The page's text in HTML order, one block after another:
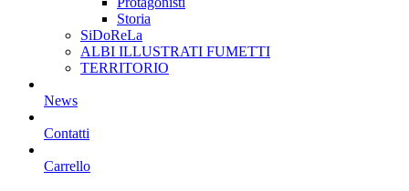
Storia
SiDoReLa
ALBI ILLUSTRATI FUMETTI
TERRITORIO
News
Contatti
Carrello